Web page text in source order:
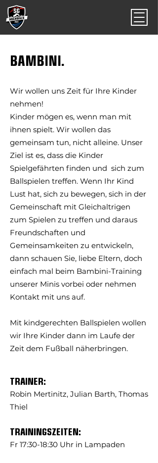
BAMBINI.
Wir wollen uns Zeit für Ihre Kinder
nehmen!
Kinder mögen es, wenn man mit
ihnen spielt. Wir wollen das
gemeinsam tun, nicht alleine. Unser
Ziel ist es, dass die Kinder
Spielgefährten finden und sich zum
Ballspielen treffen. Wenn Ihr Kind
Lust hat, sich zu bewegen, sich in der
Gemeinschaft mit Gleichaltrigen
zum Spielen zu treffen und daraus
Freundschaften und
Gemeinsamkeiten zu entwickeln,
dann schauen Sie, liebe Eltern, doch
einfach mal beim Bambini-Training
unserer Minis vorbei oder nehmen
Kontakt mit uns auf.
Mit kindgerechten Ballspielen wollen
wir Ihre Kinder dann im Laufe der
Zeit dem Fußball näherbringen.
TRAINER:
Robin Mertinitz, Julian Barth, Thomas
Thiel
TRAININGSZEITEN:
Fr 17:30-18:30 Uhr in Lampaden